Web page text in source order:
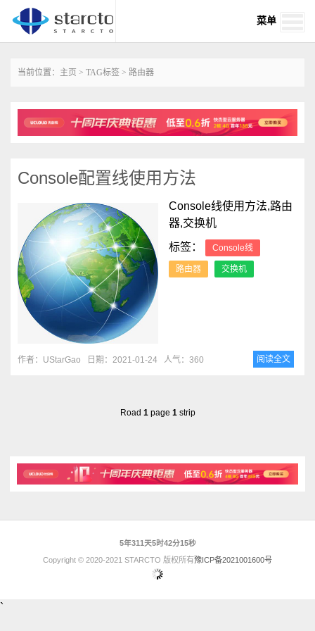
菜单
当前位置： 主页 > TAG标签 > 路由器
Console配置线使用方法
Console线使用方法,路由
器,交换机
标签：
Console线
路由器 交换机
作者：UStarGao 日期：2021-01-24 人气：360 阅读全文
Road 1page 1strip
5年311天5时42分15秒
Copyright © 2020-2021 STARCTO 版权所有豫ICP备2021001600号
`